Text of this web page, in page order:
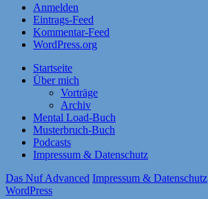
Anmelden
Eintrags-Feed
Kommentar-Feed
WordPress.org
Startseite
Über mich
Vorträge
Archiv
Mental Load-Buch
Musterbruch-Buch
Podcasts
Impressum & Datenschutz
Das Nuf Advanced Impressum & Datenschutz
WordPress